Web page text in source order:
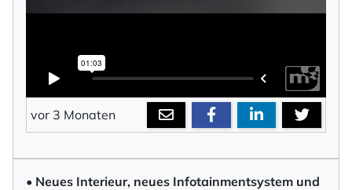
vor 3 Monaten
• Neues Interieur, neues Infotainmentsystem und